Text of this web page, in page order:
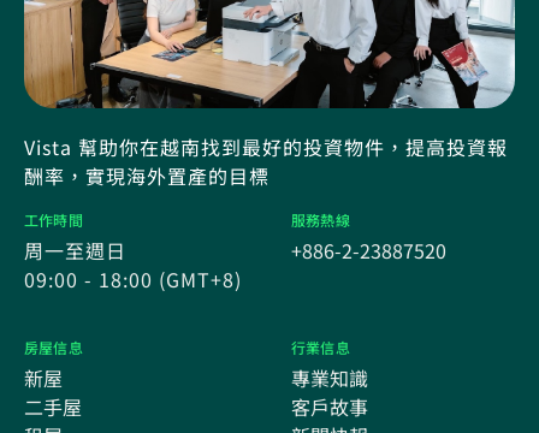
Vista 幫助你在越南找到最好的投資物件，提高投資報
酬率，實現海外置產的目標
工作時間
周一至週日
09:00 - 18:00 (GMT+8)
服務熱線
+886-2-23887520
房屋信息
新屋
二手屋
行業信息
專業知識
客戶故事